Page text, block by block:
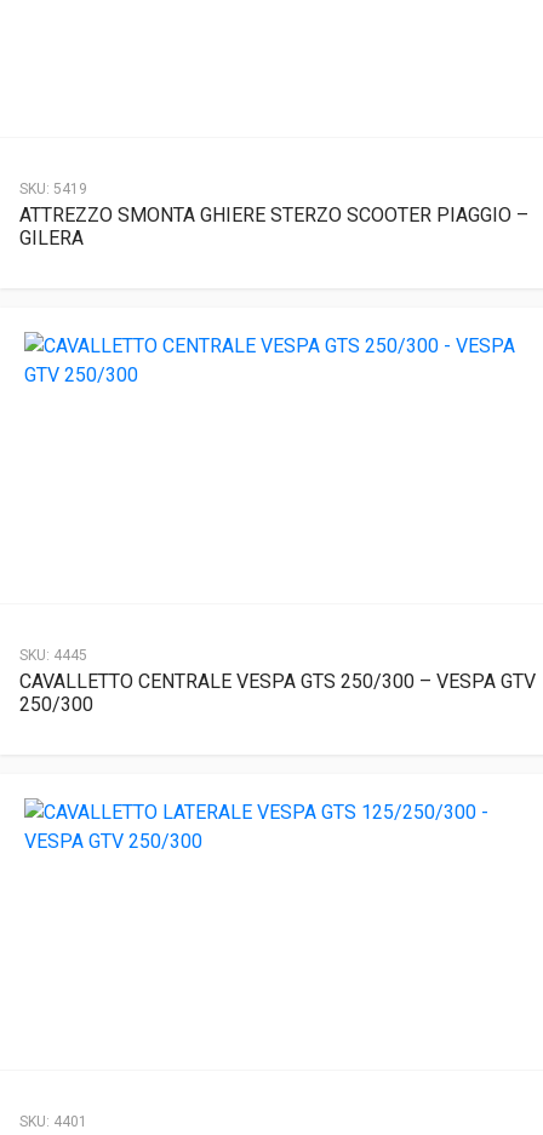
SKU: 5419
ATTREZZO SMONTA GHIERE STERZO SCOOTER PIAGGIO –
GILERA
SKU: 4445
CAVALLETTO CENTRALE VESPA GTS 250/300 – VESPA GTV
250/300
SKU: 4401